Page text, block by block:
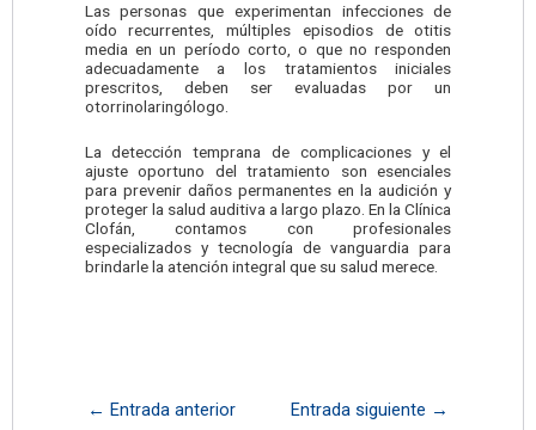
Las personas que experimentan infecciones de
oído recurrentes, múltiples episodios de otitis
media en un período corto, o que no responden
adecuadamente a los tratamientos iniciales
prescritos, deben ser evaluadas por un
otorrinolaringólogo.
La detección temprana de complicaciones y el
ajuste oportuno del tratamiento son esenciales
para prevenir daños permanentes en la audición y
proteger la salud auditiva a largo plazo. En la Clínica
Clofán, contamos con profesionales
especializados y tecnología de vanguardia para
brindarle la atención integral que su salud merece.
← Entrada anterior Entrada siguiente →